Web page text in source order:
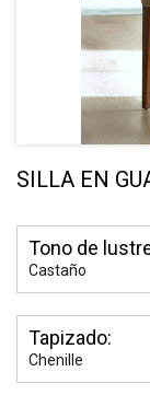
SILLA EN
Tono de
Castaño
Tapizado:
Chenille